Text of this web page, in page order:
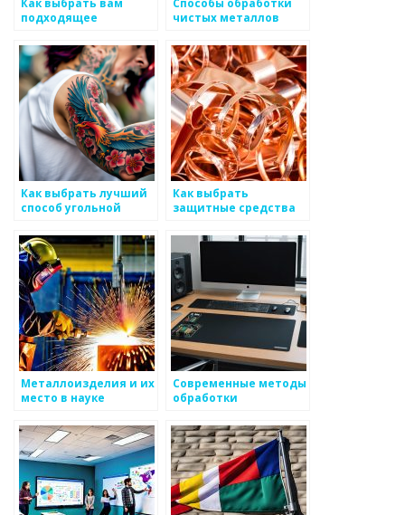
подходящее
изделие?
чистых металлов
Как выбрать лучший
способ угольной
металлоизделий
Как выбрать
защитные средства
металлоизделиями
Металлоизделия и их
место в науке
Современные методы
обработки
металлов